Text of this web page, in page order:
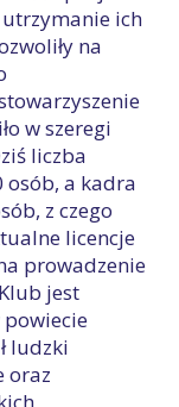
ich
na
w szeregi
liczba
osób, a kadra
z czego
licencje
prowadzenie
jest
ludzki
oraz